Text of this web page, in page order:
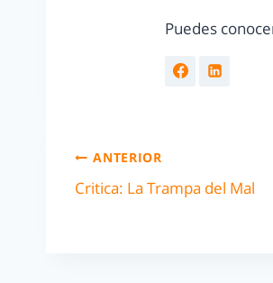
Puedes
ANTERIOR
Critica: La Trampa del Mal